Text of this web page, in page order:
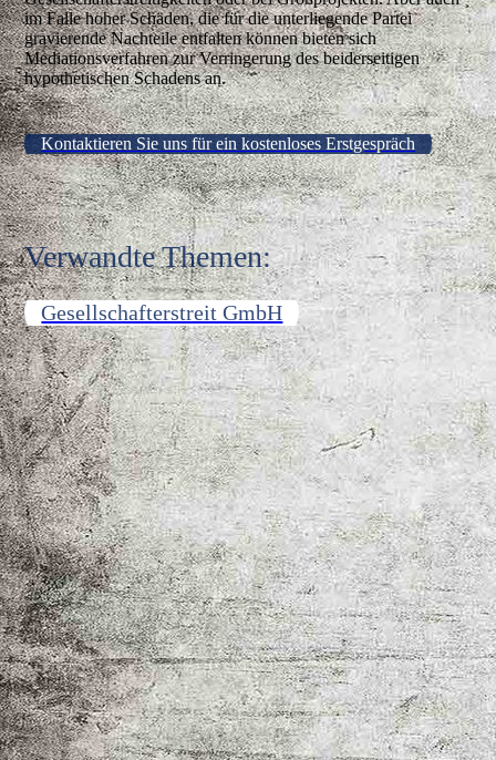
im Falle hoher Schäden, die für die unterliegende Partei
gravierende Nachteile entfalten können bieten sich
Mediationsverfahren zur Verringerung des beiderseitigen
hypothetischen Schadens an.
Kontaktieren Sie uns für ein kostenloses Erstgespräch
Verwandte Themen:
Gesellschafterstreit GmbH